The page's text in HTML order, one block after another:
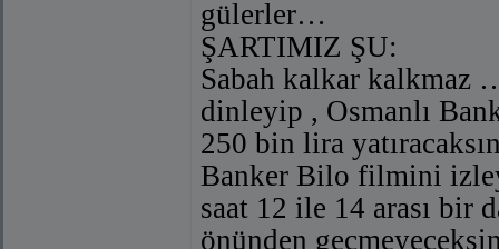
gülerler…
ŞARTIMIZ ŞU:
Sabah kalkar kalkmaz …
dinleyip , Osmanlı
250 bin lira
Banker Bilo filmini
saat 12 ile 14 arası bir
önünden